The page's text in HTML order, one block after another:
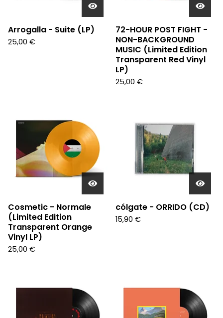
Arrogalla - Suite (LP)
25,00 €
72-HOUR POST FIGHT -
NON-BACKGROUND
MUSIC (Limited Edition
Transparent Red Vinyl
LP)
25,00 €
Cosmetic - Normale
(Limited Edition
Transparent Orange
Vinyl LP)
25,00 €
cólgate - ORRIDO (CD)
15,90 €